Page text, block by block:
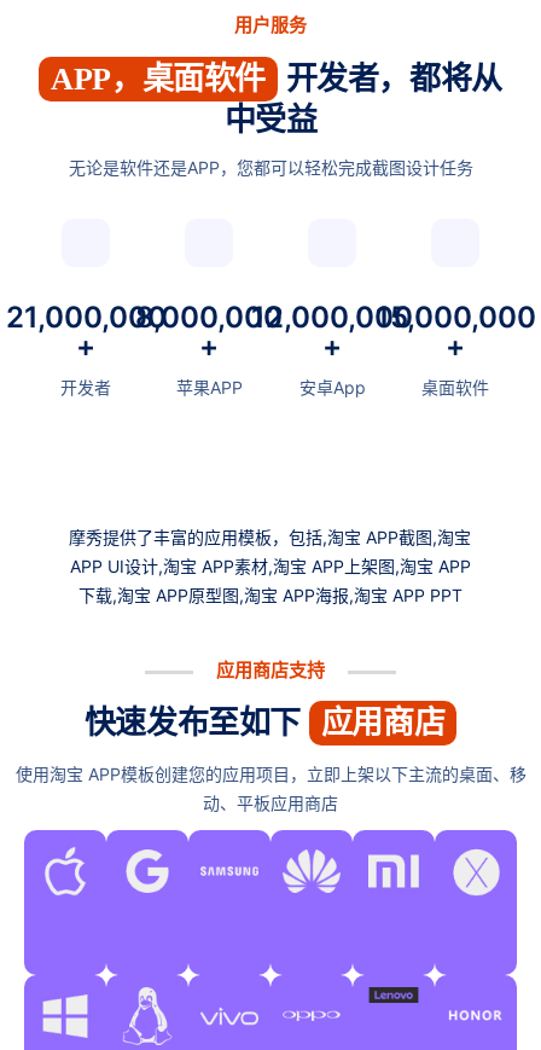
用户服务
APP，桌面软件
开发者，都将从
中受益
无论是软件还是APP，您都可以轻松完成截图设计任务
21,000,000
+
开发者
8,000,000
+
苹果APP
12,000,000
+
安卓App
15,000,000
+
桌面软件
摩秀提供了丰富的应用模板，包括,淘宝 APP截图,淘宝
APP UI设计,淘宝 APP素材,淘宝 APP上架图,淘宝 APP
下载,淘宝 APP原型图,淘宝 APP海报,淘宝 APP PPT
应用商店支持
快速发布至如下 应用商店
使用淘宝 APP模板创建您的应用项目，立即上架以下主流的桌面、移
动、平板应用商店